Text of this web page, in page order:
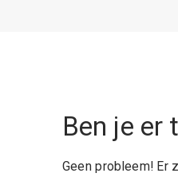
Ben je er
Geen probleem! Er